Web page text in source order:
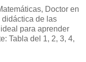
Doctor en
didáctica de las
para aprender
Tabla del 1, 2, 3, 4,